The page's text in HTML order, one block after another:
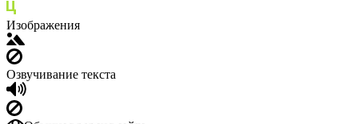
Изображения
Озвучивание текста